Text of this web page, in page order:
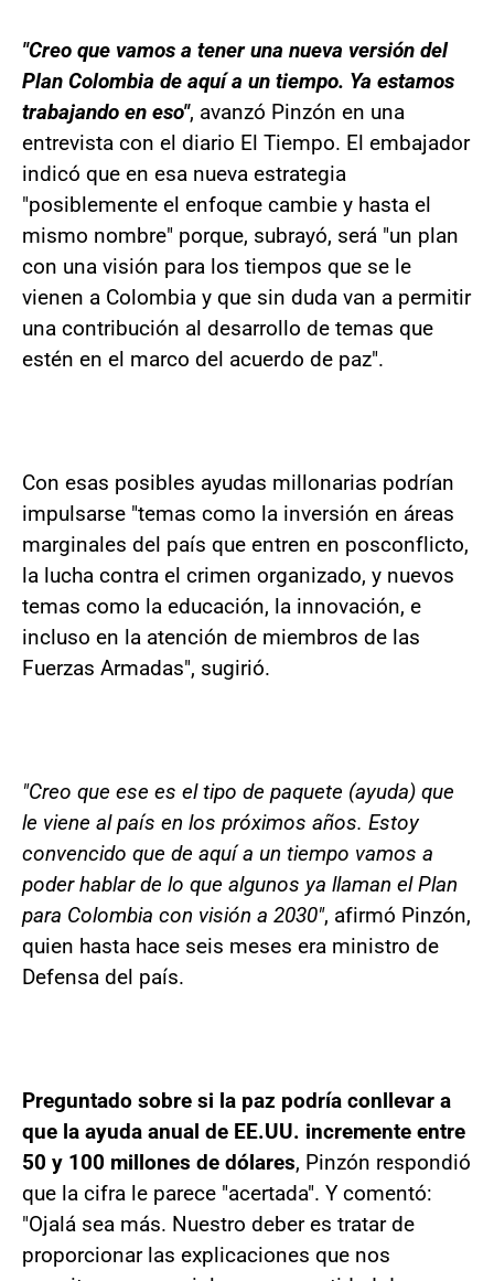
"Creo que vamos a tener una nueva versión del
Plan Colombia de aquí a un tiempo. Ya estamos
trabajando en eso", avanzó Pinzón en una
entrevista con el diario El Tiempo. El embajador
indicó que en esa nueva estrategia
"posiblemente el enfoque cambie y hasta el
mismo nombre" porque, subrayó, será "un plan
con una visión para los tiempos que se le
vienen a Colombia y que sin duda van a permitir
una contribución al desarrollo de temas que
estén en el marco del acuerdo de paz".
Con esas posibles ayudas millonarias podrían
impulsarse "temas como la inversión en áreas
marginales del país que entren en posconflicto,
la lucha contra el crimen organizado, y nuevos
temas como la educación, la innovación, e
incluso en la atención de miembros de las
Fuerzas Armadas", sugirió.
"Creo que ese es el tipo de paquete (ayuda) que
le viene al país en los próximos años. Estoy
convencido que de aquí a un tiempo vamos a
poder hablar de lo que algunos ya llaman el Plan
para Colombia con visión a 2030", afirmó Pinzón,
quien hasta hace seis meses era ministro de
Defensa del país.
Preguntado sobre si la paz podría conllevar a
que la ayuda anual de EE.UU. incremente entre
50 y 100 millones de dólares, Pinzón respondió
que la cifra le parece "acertada". Y comentó:
"Ojalá sea más. Nuestro deber es tratar de
proporcionar las explicaciones que nos